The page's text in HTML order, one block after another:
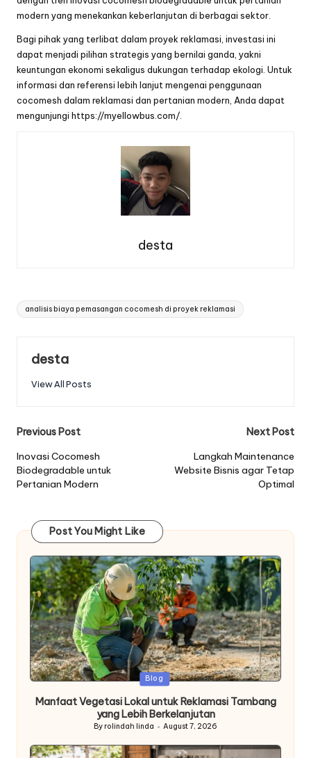
modern yang menekankan keberlanjutan di berbagai sektor.
Bagi pihak yang terlibat dalam proyek reklamasi, investasi ini
dapat menjadi pilihan strategis yang bernilai ganda, yakni
keuntungan ekonomi sekaligus dukungan terhadap ekologi. Untuk
informasi dan referensi lebih lanjut mengenai penggunaan
cocomesh dalam reklamasi dan pertanian modern, Anda dapat
mengunjungi https://myellowbus.com/
desta
Tags:
analisis biaya pemasangan cocomesh di proyek reklamasi
desta
View All Posts
Post
navigation
Previous Post
Inovasi Cocomesh
Biodegradable untuk
Pertanian Modern
Next Post
Langkah Maintenance
Website Bisnis agar Tetap
Optimal
Post You Might Like
Posted
Blog
Manfaat Vegetasi Lokal untuk Reklamasi Tambang
yang Lebih Berkelanjutan
Posted
By rolindah linda August 7, 2026